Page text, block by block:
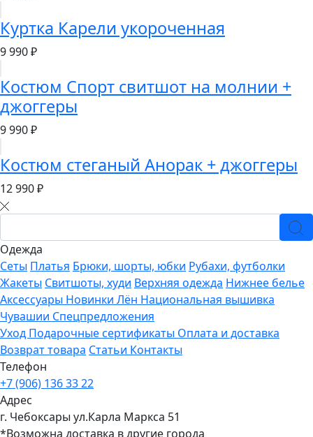
Куртка Карели укороченная
9 990 ₽
Костюм Спорт свитшот на молнии +
джоггеры
9 990 ₽
Костюм стеганый Анорак + джоггеры
12 990 ₽
Одежда
Сеты Платья Брюки, шорты, юбки Рубахи, футболки
Жакеты Свитшоты, худи Верхняя одежда Нижнее белье
Аксессуары Новинки Лён Национальная вышивка
Чувашии Спецпредложения
Уход Подарочные сертификаты Оплата и доставка
Возврат товара Статьи Контакты
Телефон
+7 (906) 136 33 22
Адрес
г. Чебоксары ул.Карла Маркса 51
*Возможна доставка в другие города